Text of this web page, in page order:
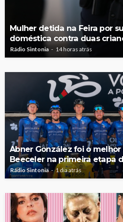
Mulher detida na Feira por
doméstica contra duas
Rádio Sintonia 14 horas atrás
Abner González foi o
Beeceler na primeira etapa
Rádio Sintonia 1 dia atrás